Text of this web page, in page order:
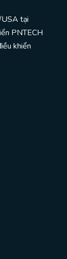
USA tại
PNTECH
khiển